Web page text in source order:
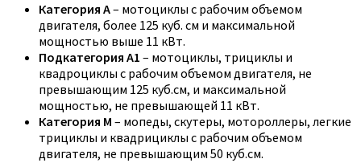
Категория A– мотоциклы с рабочим объемом
двигателя, более 125 куб. см и максимальной
мощностью выше 11 кВт.
Подкатегория A1 – мотоциклы, трициклы и
квадроциклы с рабочим объемом двигателя, не
превышающим 125 куб.см, и максимальной
мощностью, не превышающей 11 кВт.
Категория M – мопеды, скутеры, мотороллеры, легкие
трициклы и квадрициклы с рабочим объемом
двигателя, не превышающим 50 куб.см.